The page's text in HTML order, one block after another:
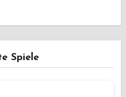
Spiele